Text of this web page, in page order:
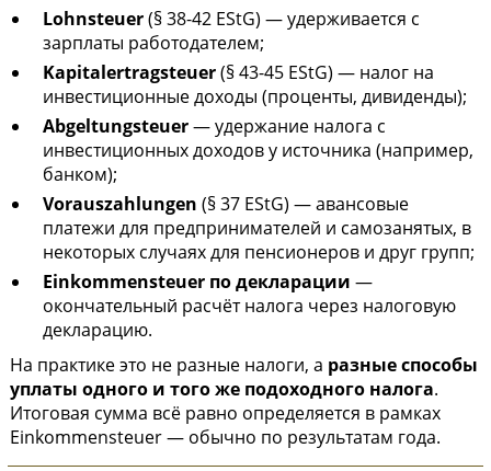
Lohnsteuer(§ 38-42 EStG) — удерживается с
зарплаты работодателем;
Kapitalertragsteuer(§ 43-45 EStG) — налог на
инвестиционные доходы (проценты, дивиденды);
Abgeltungsteuer— удержание налога с
инвестиционных доходов у источника (например,
банком);
Vorauszahlungen (§ 37 EStG) — авансовые
платежи для предпринимателей и самозанятых, в
некоторых случаях для пенсионеров и друг групп;
Einkommensteuer по декларации —
окончательный расчёт налога через налоговую
декларацию.
На практике это не разные налоги, а разные способы
уплаты одного и того же подоходного налога.
Итоговая сумма всё равно определяется в рамках
Einkommensteuer — обычно по результатам года.